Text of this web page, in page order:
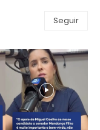
Seguir